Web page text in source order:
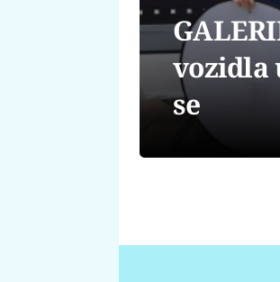
vozidla
se